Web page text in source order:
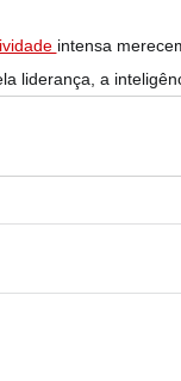
intensa
liderança, a